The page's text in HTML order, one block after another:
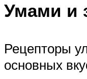
Умами и
Рецепторы
основных